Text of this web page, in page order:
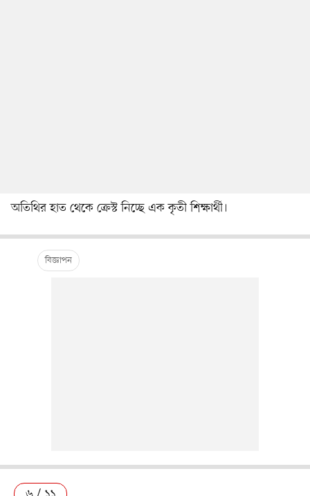
অতিথির হাত থেকে ক্রেস্ট নিচ্ছে এক কৃতী শিক্ষার্থী।